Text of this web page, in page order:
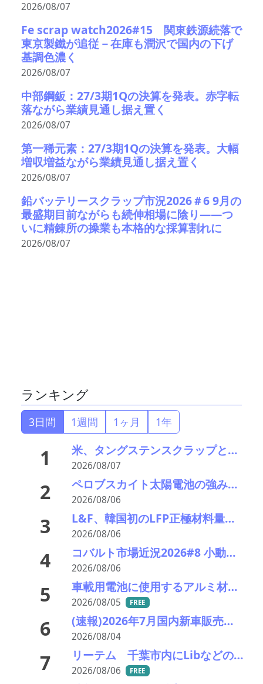
2026/08/07
Fe scrap watch2026#15 関東鉄源続落で
東京製鐵が追従－在庫も潤沢で国内の下げ
基調色濃く
2026/08/07
中部鋼鈑：27/3期1Qの決算を発表。赤字転
落ながら業績見通し据え置く
2026/08/07
第一稀元素：27/3期1Qの決算を発表。大幅
増収増益ながら業績見通し据え置く
2026/08/07
鉛バッテリースクラップ市況2026＃6 9月の
最盛期目前ながらも続伸相場に陰り――つ
いに精錬所の操業も本格的な採算割れに
2026/08/07
ランキング
3日間 1週間 1ヶ月 1年
1 米、タングステンスクラップと電池ブラックマス輸出禁止 国内向け販売100%を義務化
2026/08/07
2 ペロブスカイト太陽電池の強みはリサイクル性にあり―東大の瀬川氏がエコプレミアムクラブで講演
2026/08/06
3 L&F、韓国初のLFP正極材料量産ラインを稼働 「非中国」ESS供給網で先行
2026/08/06
4 コバルト市場近況2026#8 小動き、オフシーズンで薄商い 電池向けはLFPリサイクルが重荷
2026/08/06
5 車載用電池に使用するアルミ材の水平リサイクルを実現―PPES・日本軽金属・冨士発條・PEX
2026/08/05 FREE
6 (速報)2026年7月国内新車販売 41万7千台 前年同月比7%増加 4か月連続プラス
2026/08/04
7 リーテム 千葉市内にLibなどの小型充電式電池回収ボックスを新たに15カ所設置
2026/08/06 FREE